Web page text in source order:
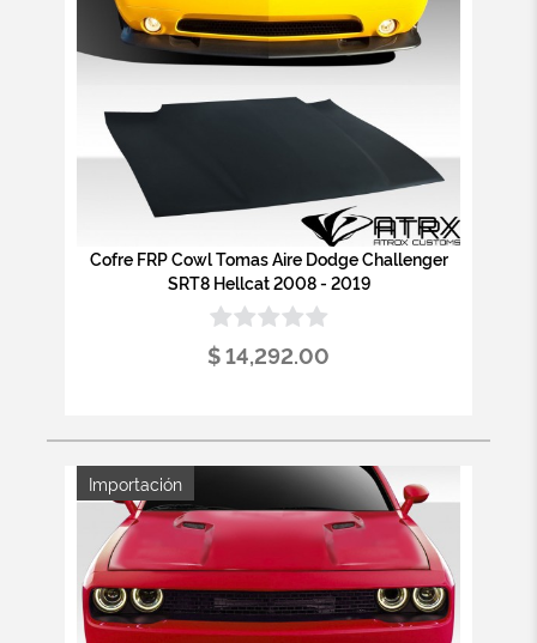
Cofre FRP Cowl Tomas Aire Dodge Challenger
SRT8 Hellcat 2008 - 2019
$ 14,292.00
Importación